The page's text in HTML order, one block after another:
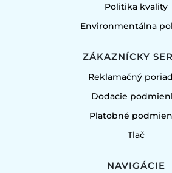
Politika kvality
Environmentálna
ZÁKAZNÍCKY
Reklamačný
Dodacie
Platobné
Tlač
NAVIGÁCIE